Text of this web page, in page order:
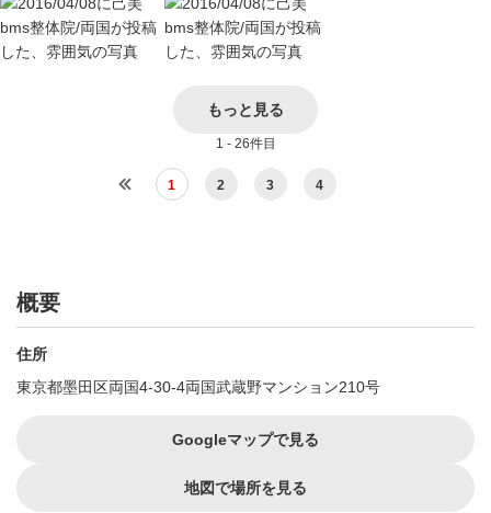
もっと見る
1 - 26件目
1 2 3 4
概要
住所
東京都墨田区両国4-30-4両国武蔵野マンション210号
Googleマップで見る
地図で場所を見る